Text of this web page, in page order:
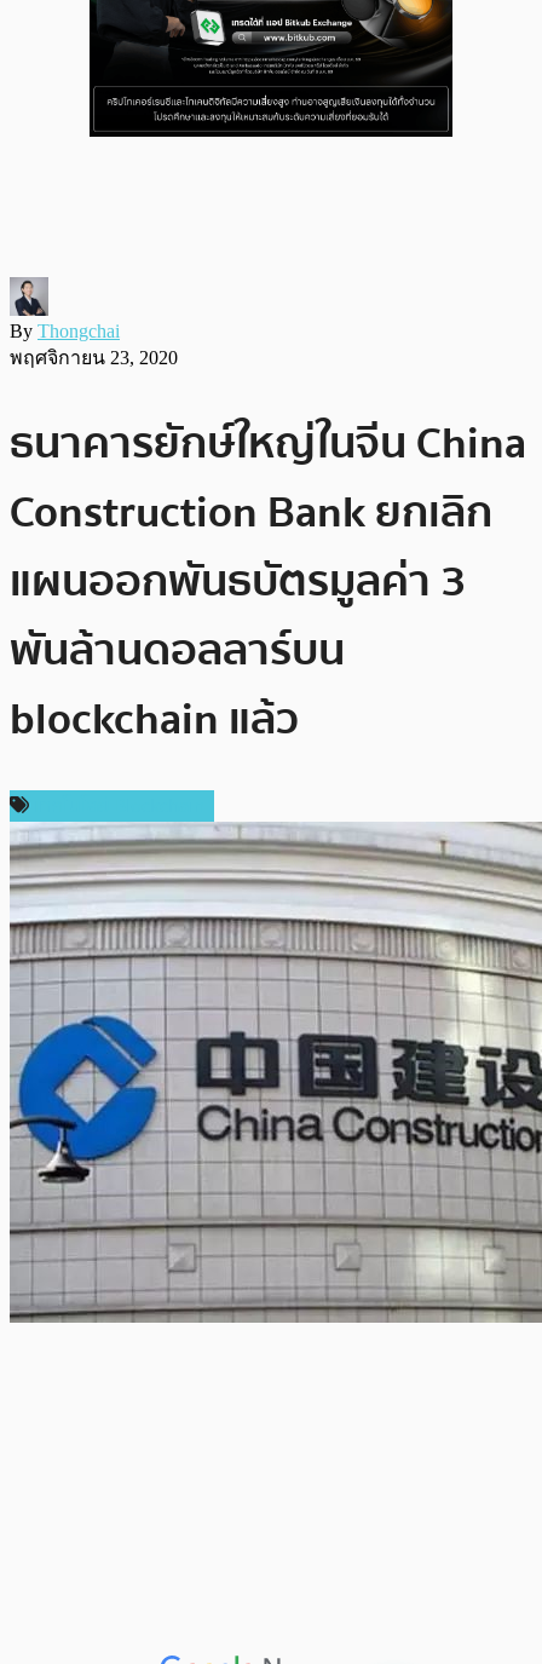
By Thongchai
พฤศจิกายน 23, 2020
ธนาคารยักษ์ใหญ่ในจีน China
Construction Bank ยกเลิก
แผนออกพันธบัตรมูลค่า 3
พันล้านดอลลาร์บน
blockchain แล้ว